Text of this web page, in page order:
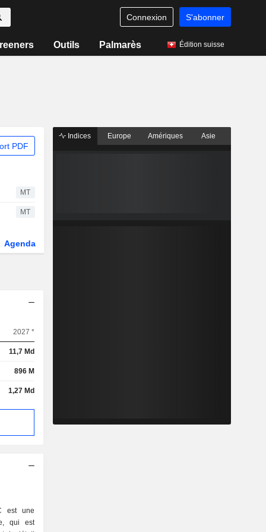
Connexion S'abonner
Outils Palmarès Édition suisse
PDF
MT
MT
Agenda
2027 *
11,7 Md
896 M
1,27 Md
est une
qui est
Indices Europe Amériques Asie